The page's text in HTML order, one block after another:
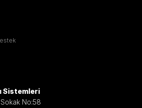
Sistemleri
Sokak No:58